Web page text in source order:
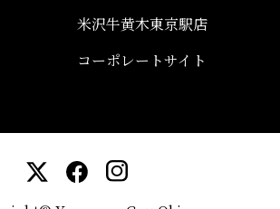
米沢牛黄木東京駅店
コーポレートサイト